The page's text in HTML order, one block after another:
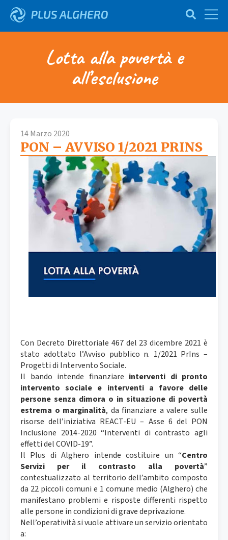
Lotta alla povertà e
all’esclusione
14 Marzo 2020
PON – AVVISO 1/2021 PRINS
Con Decreto Direttoriale 467 del 23 dicembre 2021 è
stato adottato l’Avviso pubblico n. 1/2021 PrIns –
Progetti di Intervento Sociale.
Il bando intende finanziare interventi di pronto
intervento sociale e interventi a favore delle
persone senza dimora o in situazione di povertà
estrema o marginalità, da finanziare a valere sulle
risorse dell’iniziativa REACT-EU – Asse 6 del PON
Inclusione 2014-2020 “Interventi di contrasto agli
effetti del COVID-19”.
Il Plus di Alghero intende costituire un “Centro
Servizi per il contrasto alla povertà”
contestualizzato al territorio dell’ambito composto
da 22 piccoli comuni e 1 comune medio (Alghero) che
manifestano problemi e risposte differenti rispetto
alle persone in condizioni di grave deprivazione.
Nell’operatività si vuole attivare un servizio orientato
a: